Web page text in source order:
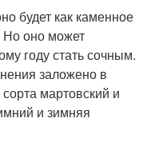
будет как каменное
Но оно может
году стать сочным.
заложено в
мартовский и
и зимняя